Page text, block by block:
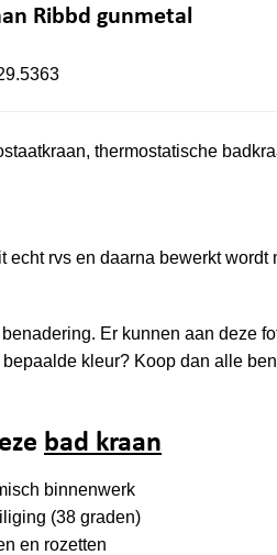
Ribbd gunmetal
thermostatische
echt rvs en daarna bewerkt
Er kunnen aan deze
kleur? Koop dan alle
bad kraan
binnenwerk
(38 graden)
en rozetten